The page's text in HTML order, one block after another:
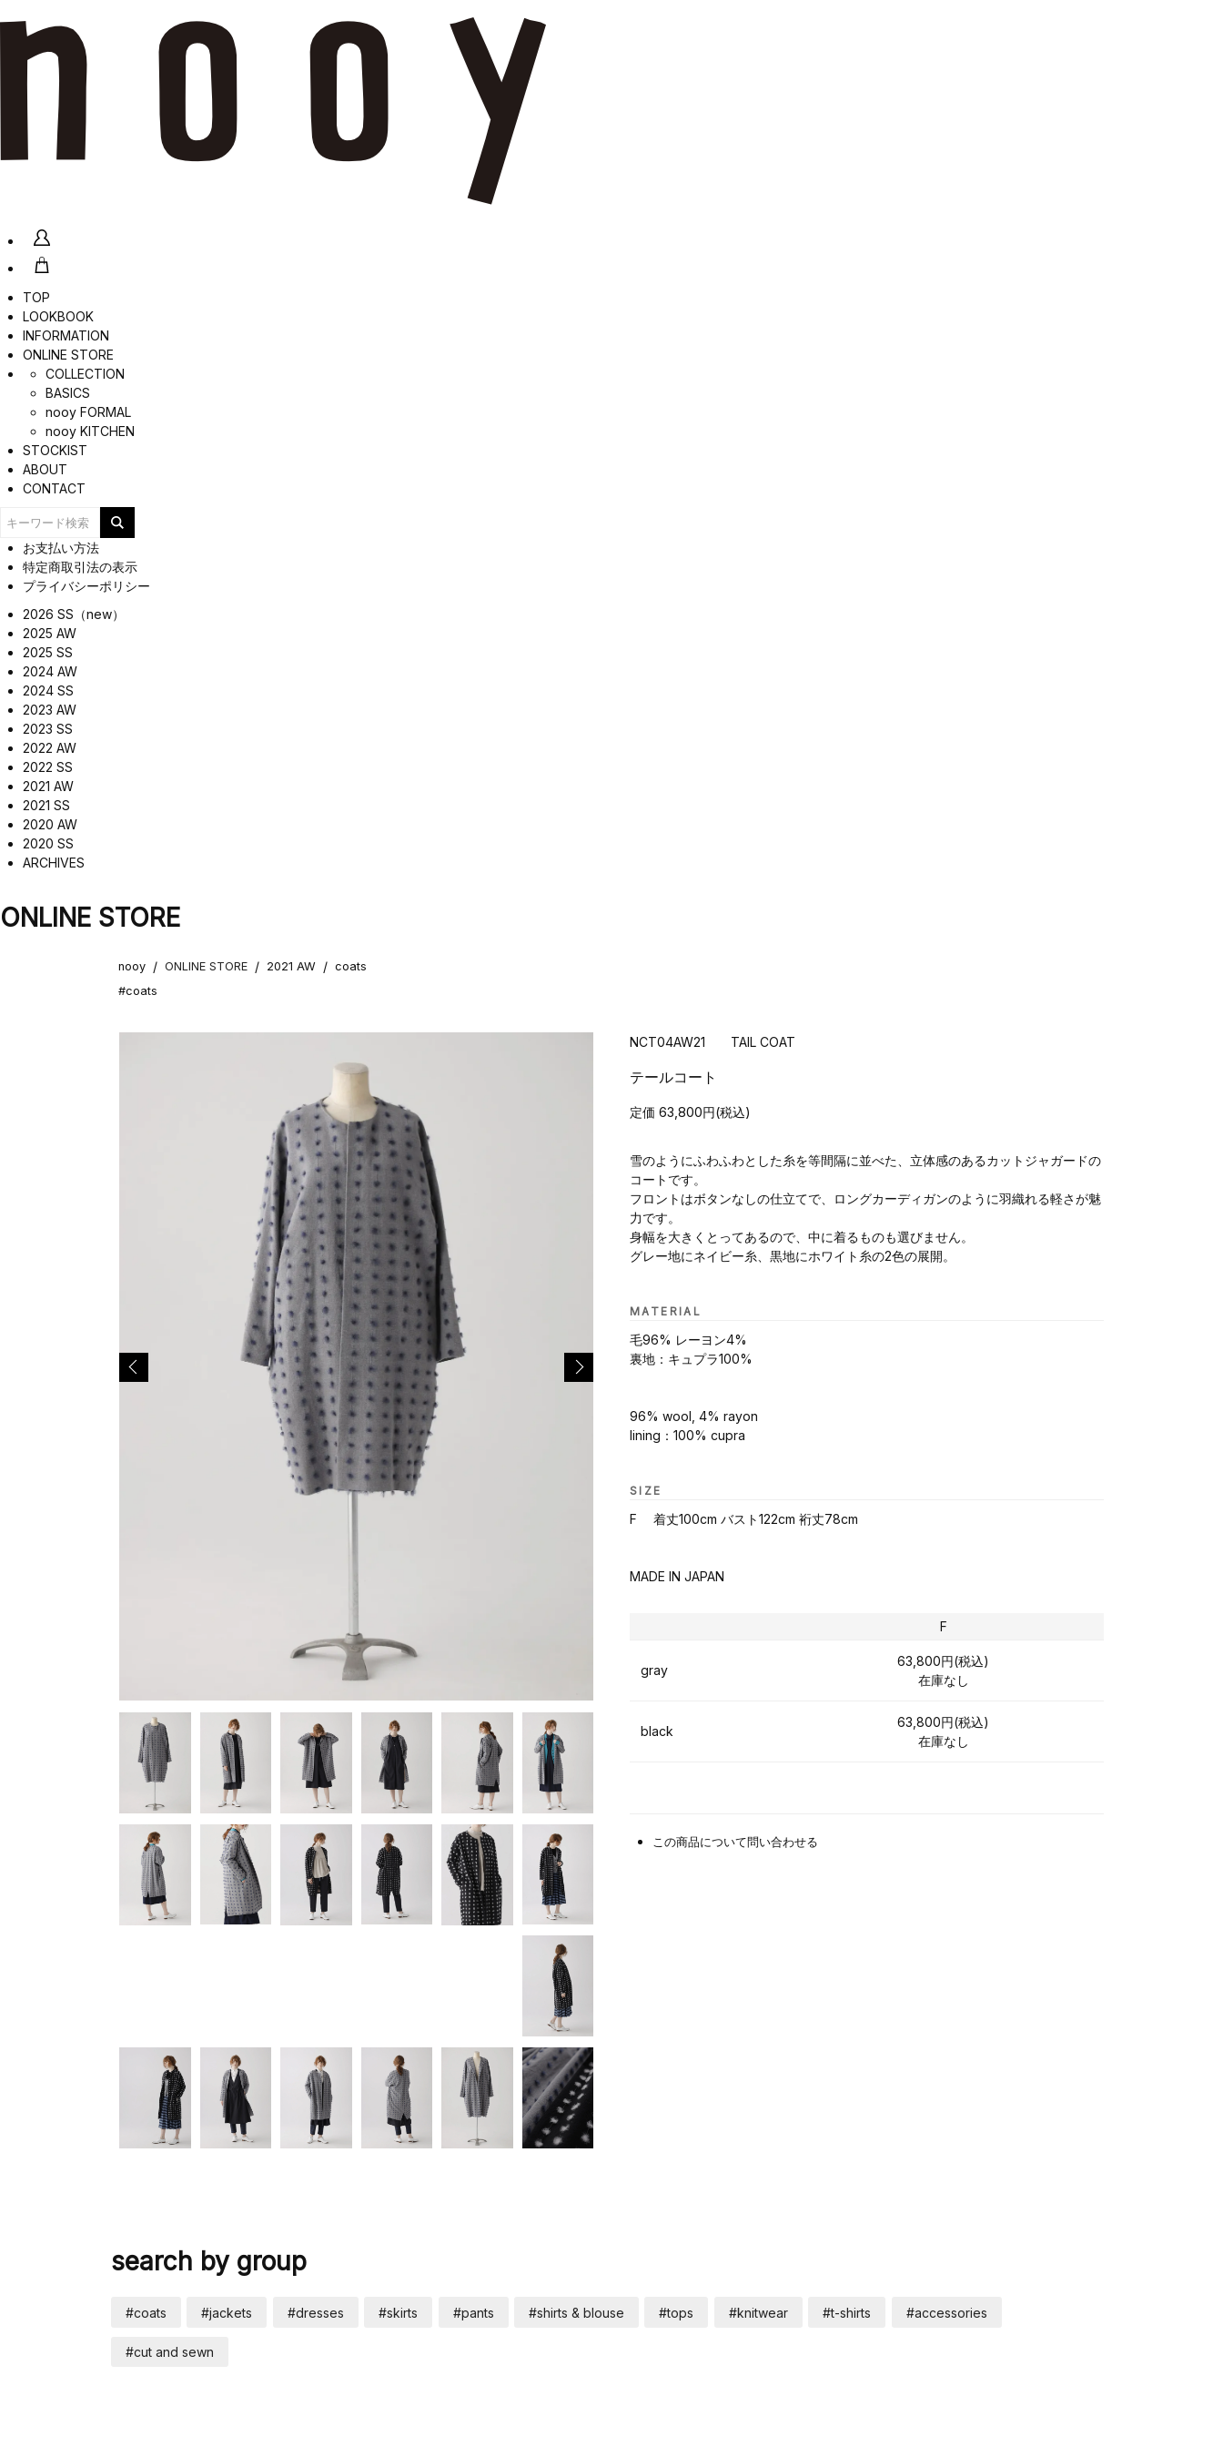
TOP
LOOKBOOK
INFORMATION
ONLINE STORE
COLLECTION
BASICS
nooy FORMAL
nooy KITCHEN
STOCKIST
ABOUT
CONTACT
お支払い方法
特定商取引法の表示
プライバシーポリシー
2026 SS（new）
2025 AW
2025 SS
2024 AW
2024 SS
2023 AW
2023 SS
2022 AW
2022 SS
2021 AW
2021 SS
2020 AW
2020 SS
ARCHIVES
ONLINE STORE
nooy / ONLINE STORE / 2021 AW / coats
#coats
NCT04AW21 TAIL COAT
テールコート
定価 63,800円(税込)
雪のようにふわふわとした糸を等間隔に並べた、立体感のあるカットジャガードの
コートです。
フロントはボタンなしの仕立てで、ロングカーディガンのように羽織れる軽さが魅
力です。
身幅を大きくとってあるので、中に着るものも選びません。
グレー地にネイビー糸、黒地にホワイト糸の2色の展開。
MATERIAL
毛96% レーヨン4%
裏地：キュプラ100%
96% wool, 4% rayon
lining：100% cupra
SIZE
F 着丈100cm バスト122cm 裄丈78cm
MADE IN JAPAN
F
gray
63,800円(税込)
在庫なし
black
63,800円(税込)
在庫なし
この商品について問い合わせる
search by group
#coats #jackets #dresses #skirts #pants #shirts & blouse #tops #knitwear #t-shirts #accessories
#cut and sewn